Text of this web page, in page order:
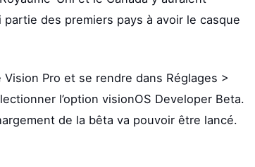
des premiers pays à avoir le casque
Vision Pro et se rendre dans Réglages >
l’option visionOS Developer Beta.
de la bêta va pouvoir être lancé.